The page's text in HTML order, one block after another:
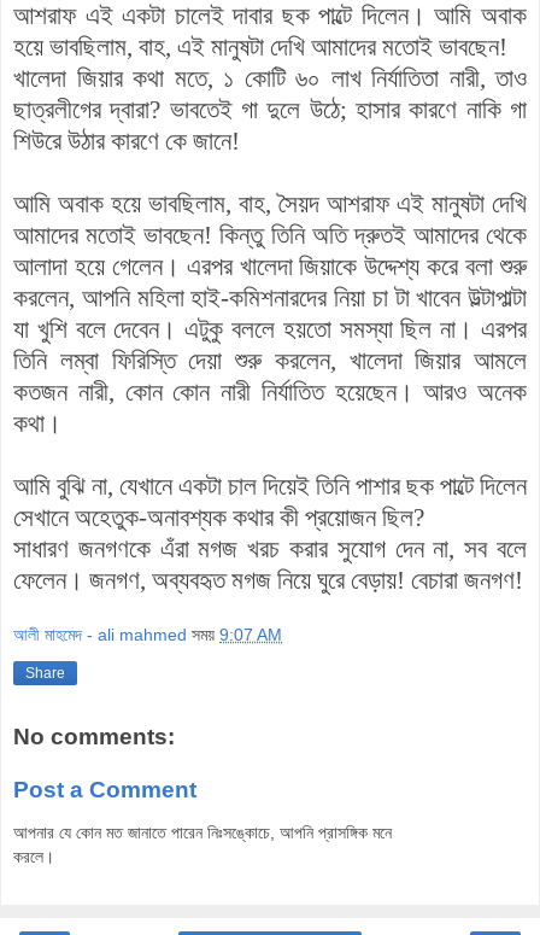
আশরাফ এই একটা চালেই দাবার ছক পাল্টে দিলেন। আমি অবাক
হয়ে ভাবছিলাম, বাহ, এই মানুষটা দেখি আমাদের মতোই ভাবছেন!
খালেদা জিয়ার কথা মতে, ১ কোটি ৬০ লাখ নির্যাতিতা নারী, তাও
ছাত্রলীগের দ্বারা? ভাবতেই গা দুলে উঠে; হাসার কারণে নাকি গা
শিউরে উঠার কারণে কে জানে!
আমি অবাক হয়ে ভাবছিলাম, বাহ, সৈয়দ আশরাফ এই মানুষটা দেখি
আমাদের মতোই ভাবছেন! কিন্তু তিনি অতি দ্রুতই আমাদের থেকে
আলাদা হয়ে গেলেন। এরপর খালেদা জিয়াকে উদ্দেশ্য করে বলা শুরু
করলেন, আপনি মহিলা হাই-কমিশনারদের নিয়া চা টা খাবেন উল্টাপাল্টা
যা খুশি বলে দেবেন। এটুকু বললে হয়তো সমস্যা ছিল না। এরপর
তিনি লম্বা ফিরিস্তি দেয়া শুরু করলেন, খালেদা জিয়ার আমলে
কতজন নারী, কোন কোন নারী নির্যাতিত হয়েছেন। আরও অনেক
কথা।
আমি বুঝি না, যেখানে একটা চাল দিয়েই তিনি পাশার ছক পাল্টে দিলেন
সেখানে অহেতুক-অনাবশ্যক কথার কী প্রয়োজন ছিল?
সাধারণ জনগণকে এঁরা মগজ খরচ করার সুযোগ দেন না, সব বলে
ফেলেন। জনগণ, অব্যবহৃত মগজ নিয়ে ঘুরে বেড়ায়! বেচারা জনগণ!
আলী মাহমেদ - ali mahmed সময় 9:07 AM
Share
No comments:
Post a Comment
আপনার যে কোন মত জানাতে পারেন নিঃসঙ্কোচে, আপনি প্রাসঙ্গিক মনে
করলে।